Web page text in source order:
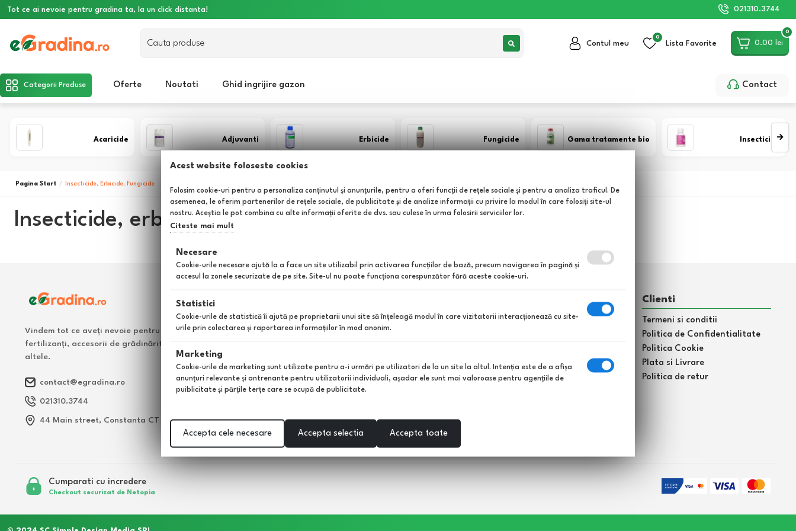
Tot ce ai nevoie pentru gradina ta, la un click distanta! 021310.3744
Contul meu Lista Favorite
0
0.00 lei
0
Categorii Produse Oferte Noutati Ghid ingrijire gazon Contact
Acaricide Adjuvanti Erbicide Fungicide Gama tratamente bio Insecticide
Pagina Start Insecticide, Erbicide, Fungicide
Insecticide, erbicide, fungicide
Vindem tot ce aveți nevoie pentru grădina dumneavoastră: semințe,
fertilizanți, accesorii de grădinărit, îngrășăminte pentru gazon și multe
altele.
contact@egradina.ro
021310.3744
44 Main street, Constanta CT
Ingrijirea gazonului
Seminte de gradina, flori,
bulbi
Pachete tratament
Unelte si scule de gradina
Roboti
Oferte
Contact
Contul meu
Clienti
Termeni si conditii
Politica de Confidentialitate
Politica Cookie
Plata si Livrare
Politica de retur
Cumparati cu incredere
Checkout securizat de Netopia
Acest website foloseste cookies
Folosim cookie-uri pentru a personaliza conținutul și anunțurile, pentru a oferi funcții de rețele sociale și pentru a analiza traficul. De
asemenea, le oferim partenerilor de rețele sociale, de publicitate și de analize informații cu privire la modul în care folosiți site-ul
nostru. Aceștia le pot combina cu alte informații oferite de dvs. sau culese în urma folosirii serviciilor lor.
Citeste mai mult
Necesare
Cookie-urile necesare ajută la a face un site utilizabil prin activarea funcţiilor de bază, precum navigarea în pagină şi
accesul la zonele securizate de pe site. Site-ul nu poate funcţiona corespunzător fără aceste cookie-uri.
Statistici
Cookie-urile de statistică îi ajută pe proprietarii unui site să înţeleagă modul în care vizitatorii interacţionează cu site-
urile prin colectarea şi raportarea informaţiilor în mod anonim.
Marketing
Cookie-urile de marketing sunt utilizate pentru a-i urmări pe utilizatori de la un site la altul. Intenţia este de a afişa
anunţuri relevante şi antrenante pentru utilizatorii individuali, aşadar ele sunt mai valoroase pentru agenţiile de
puiblicitate şi părţile terţe care se ocupă de publicitate.
Accepta cele necesare Accepta selectia Accepta toate